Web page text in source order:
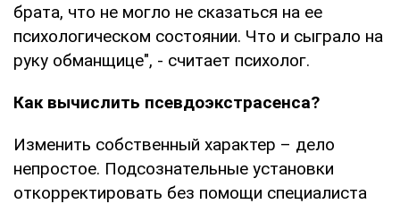
брата, что не могло не сказаться на ее
психологическом состоянии. Что и сыграло на
руку обманщице", - считает психолог.
Как вычислить псевдоэкстрасенса?
Изменить собственный характер – дело
непростое. Подсознательные установки
откорректировать без помощи специалиста